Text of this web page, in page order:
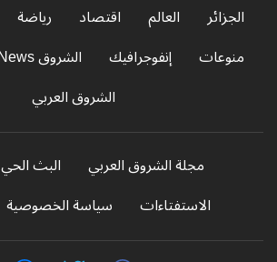
الجزائر العالم اقتصاد رياضة
منوعات
إنفوجرافيك الشروق News
الشروق العربي
مجلة الشروق العربي البث الحي
الاستفتاءات
سياسة الخصوصية